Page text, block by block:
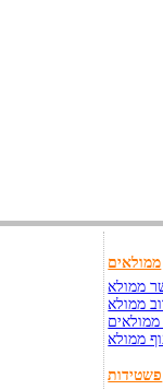
ממולאים
ממולא
ממולא
ממולא
פשטידות